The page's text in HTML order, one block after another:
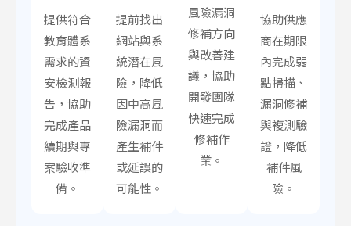
提供符合
教育體系
需求的資
安檢測報
告，協助
完成產品
續期與專
案驗收準
備。
提前找出
網站與系
統潛在風
險，降低
因中高風
險漏洞而
產生補件
或延誤的
可能性。
風險漏洞
修補方向
與改善建
議，協助
開發團隊
快速完成
修補作
業。
協助供應
商在期限
內完成弱
點掃描、
漏洞修補
與複測驗
證，降低
補件風
險。